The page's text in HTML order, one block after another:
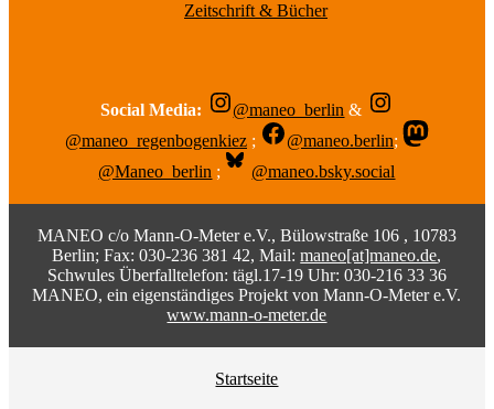
Zeitschrift & Bücher
Social Media: @maneo_berlin &
@maneo_regenbogenkiez ; @maneo.berlin;
@Maneo_berlin ; @maneo.bsky.social
MANEO c/o Mann-O-Meter e.V., Bülowstraße 106 , 10783
Berlin; Fax: 030-236 381 42, Mail:maneo[at]maneo.de,
Schwules Überfalltelefon: tägl.17-19 Uhr: 030-216 33 36
MANEO, ein eigenständiges Projekt von Mann-O-Meter e.V.
www.mann-o-meter.de
Startseite